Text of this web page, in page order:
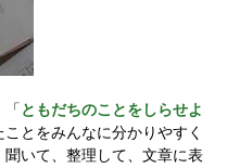
「 ともだちのことをしらせよ
とをみんなに分かりやすく
いて、整理して、文章に表